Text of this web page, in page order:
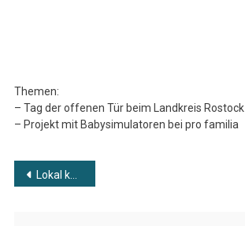
Themen:
– Tag der offenen Tür beim Landkreis Rostock
– Projekt mit Babysimulatoren bei pro familia
Beitragsnavigation
Lokal kompakt vom 25.06.2026